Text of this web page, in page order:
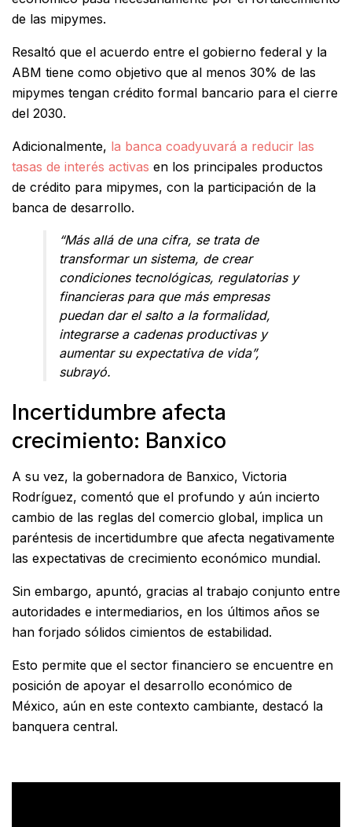
de las mipymes.
Resaltó que el acuerdo entre el gobierno federal y la
ABM tiene como objetivo que al menos 30% de las
mipymes tengan crédito formal bancario para el cierre
del 2030.
Adicionalmente, la banca coadyuvará a reducir las
tasas de interés activas en los principales productos
de crédito para mipymes, con la participación de la
banca de desarrollo.
“Más allá de una cifra, se trata de
transformar un sistema, de crear
condiciones tecnológicas, regulatorias y
financieras para que más empresas
puedan dar el salto a la formalidad,
integrarse a cadenas productivas y
aumentar su expectativa de vida”,
subrayó.
Incertidumbre afecta
crecimiento: Banxico
A su vez, la gobernadora de Banxico, Victoria
Rodríguez, comentó que el profundo y aún incierto
cambio de las reglas del comercio global, implica un
paréntesis de incertidumbre que afecta negativamente
las expectativas de crecimiento económico mundial.
Sin embargo, apuntó, gracias al trabajo conjunto entre
autoridades e intermediarios, en los últimos años se
han forjado sólidos cimientos de estabilidad.
Esto permite que el sector financiero se encuentre en
posición de apoyar el desarrollo económico de
México, aún en este contexto cambiante, destacó la
banquera central.